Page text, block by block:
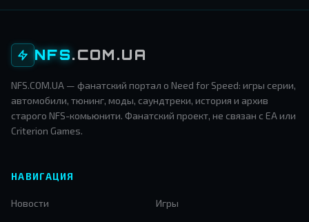
NFS.COM.UA
NFS.COM.UA — фанатский портал о Need for Speed: игры серии,
автомобили, тюнинг, моды, саундтреки, история и архив
старого NFS-комьюнити. Фанатский проект, не связан с EA или
Criterion Games.
НАВИГАЦИЯ
Новости
Игры